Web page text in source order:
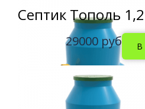
Септик Тополь
29000 руб